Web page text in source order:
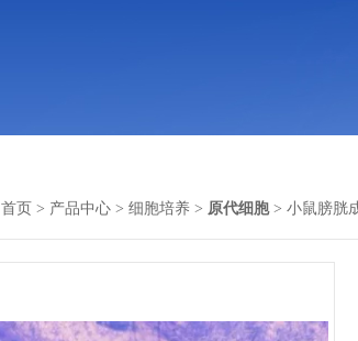
首页 > 产品中心 > 细胞培养 > 原代细胞> 小鼠膀胱